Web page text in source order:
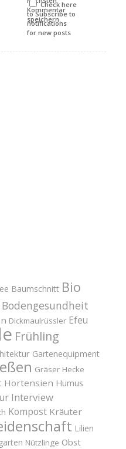
Kommentar
speichern.
Check here
to Subscribe to
notifications
for new posts
Baumschnitt Bio
Bodengesundheit
Dickmaulrüssler Efeu
Frühling
Gartenequipment
Gräser Hecke
Hortensien Humus
Interview
Kompost Kräuter
Lilien
Nützlinge Obst